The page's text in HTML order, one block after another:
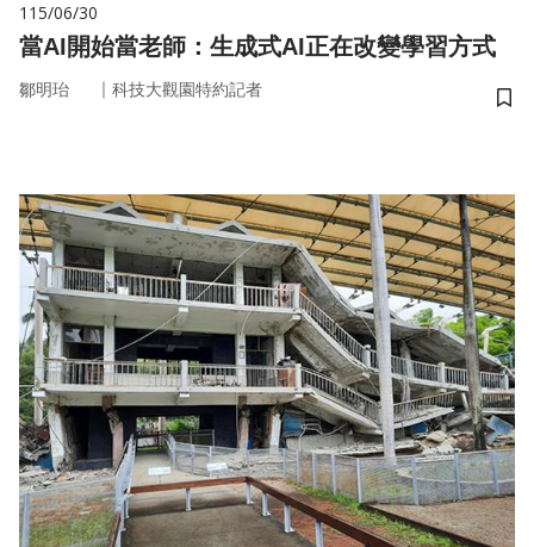
115/06/30
當AI開始當老師：生成式AI正在改變學習方式
鄒明珆 ｜ 科技大觀園特約記者
儲